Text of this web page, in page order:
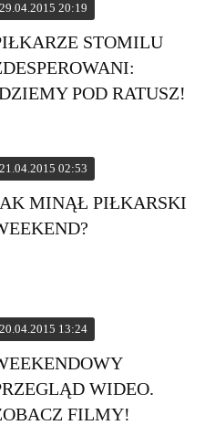
29.04.2015 20:19
STOMILU
POD RATUSZ!
21.04.2015 02:53
MINĄŁ PIŁKARSKI
20.04.2015 13:24
WIDEO.
FILMY!